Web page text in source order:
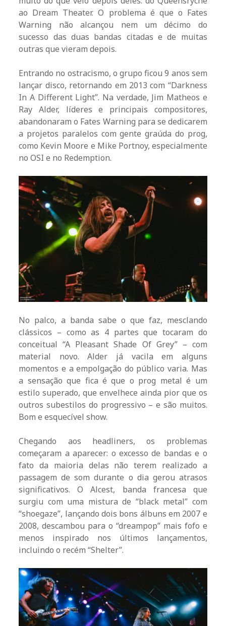
ao Dream Theater. O problema é que o Fates
Warning não alcançou nem um décimo do
sucesso das duas bandas citadas e de muitas
outras que vieram depois.
Entrando no ostracismo, o grupo ficou 9 anos sem
lançar disco, retornando em 2013 com “Darkness
In A Different Light”. Na verdade, Jim Matheos e
Ray Alder, líderes e principais compositores,
abandonaram o Fates Warning para se dedicarem
a projetos paralelos com gente graúda do prog,
como Kevin Moore e Mike Portnoy, especialmente
no OSI e no Redemption.
No palco, a banda sabe o que faz, mesclando
clássicos – como as 4 partes que tocaram do
conceitual “A Pleasant Shade Of Grey” – com
material novo. Alder já vacila em alguns
momentos e a empolgação do público varia. Mas
a sensação que fica é que o prog metal é um
estilo superado, que envelhece ainda pior que os
outros subestilos do progressivo – e são muitos.
Bom e esquecível show.
Chegando aos headliners, os problemas
começaram a aparecer: o excesso de bandas e o
fato da maioria delas não terem realizado a
passagem de som durante o dia gerou atrasos
significativos. O Alcest, banda francesa que
surgiu com uma mistura de “black metal” com
“shoegaze”, lançando dois bons álbuns em 2007 e
2008, descambou para o “dreampop” mais fofo e
menos inspirado nos últimos lançamentos,
incluindo o recém “Shelter”.